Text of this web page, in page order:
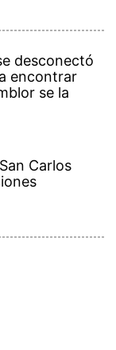
desconectó
encontrar
se la
Carlos